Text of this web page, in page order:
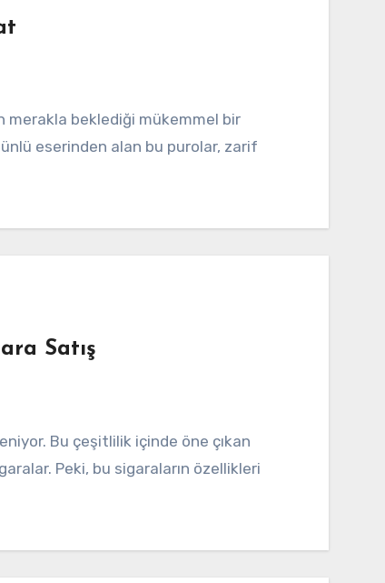
eserinden alan bu purolar, zarif
Satış
Peki, bu sigaraların özellikleri